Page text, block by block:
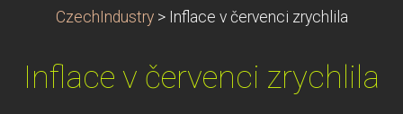
CzechIndustry > Inflace v červenci zrychlila
Inflace v červenci zrychlila